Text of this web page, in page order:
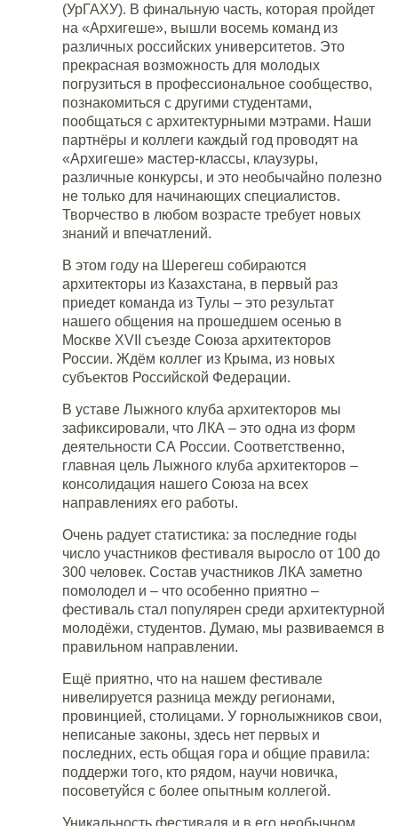
(УрГАХУ). В финальную часть, которая пройдет
на «Архигеше», вышли восемь команд из
различных российских университетов. Это
прекрасная возможность для молодых
погрузиться в профессиональное сообщество,
познакомиться с другими студентами,
пообщаться с архитектурными мэтрами. Наши
партнёры и коллеги каждый год проводят на
«Архигеше» мастер-классы, клаузуры,
различные конкурсы, и это необычайно полезно
не только для начинающих специалистов.
Творчество в любом возрасте требует новых
знаний и впечатлений.
В этом году на Шерегеш собираются
архитекторы из Казахстана, в первый раз
приедет команда из Тулы – это результат
нашего общения на прошедшем осенью в
Москве XVII съезде Союза архитекторов
России. Ждём коллег из Крыма, из новых
субъектов Российской Федерации.
В уставе Лыжного клуба архитекторов мы
зафиксировали, что ЛКА – это одна из форм
деятельности СА России. Соответственно,
главная цель Лыжного клуба архитекторов –
консолидация нашего Союза на всех
направлениях его работы.
Очень радует статистика: за последние годы
число участников фестиваля выросло от 100 до
300 человек. Состав участников ЛКА заметно
помолодел и – что особенно приятно –
фестиваль стал популярен среди архитектурной
молодёжи, студентов. Думаю, мы развиваемся в
правильном направлении.
Ещё приятно, что на нашем фестивале
нивелируется разница между регионами,
провинцией, столицами. У горнолыжников свои,
неписаные законы, здесь нет первых и
последних, есть общая гора и общие правила:
поддержи того, кто рядом, научи новичка,
посоветуйся с более опытным коллегой.